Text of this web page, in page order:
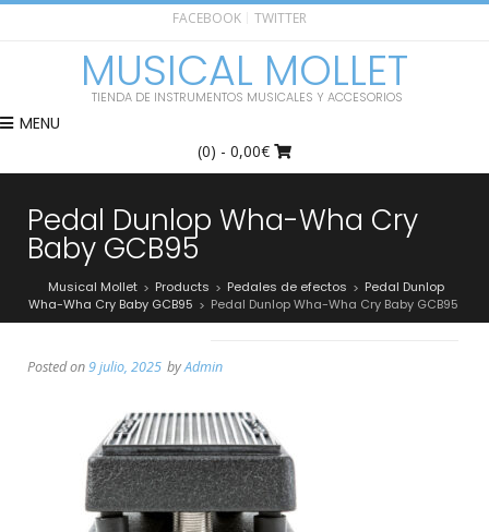
FACEBOOK TWITTER
MUSICAL MOLLET
TIENDA DE INSTRUMENTOS MUSICALES Y ACCESORIOS
MENU
(0) - 0,00€
Pedal Dunlop Wha-Wha Cry
Baby GCB95
Musical Mollet > Products > Pedales de efectos > Pedal Dunlop
Wha-Wha Cry Baby GCB95 > Pedal Dunlop Wha-Wha Cry Baby GCB95
Posted on9 julio, 2025 byAdmin